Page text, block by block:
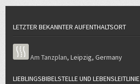
LETZTER BEKANNTER AUFENTHALTSORT
Am Tanzplan,Leipzig,Germany
LIEBLINGSBIBELSTELLE UND LEBENSLEITLINIE